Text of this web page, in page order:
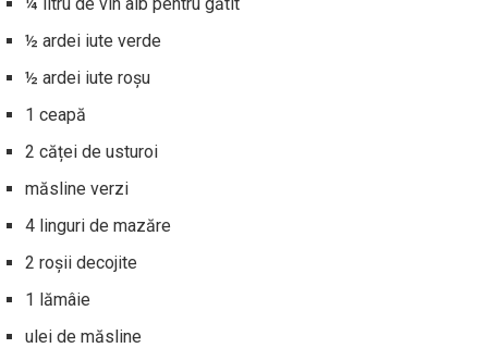
½ ardei iute verde
½ ardei iute roșu
1 ceapă
2 căței de usturoi
măsline verzi
4 linguri de mazăre
2 roșii decojite
1 lămâie
ulei de măsline